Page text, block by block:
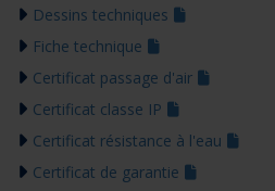
Dessins techniques
Fiche technique
Certificat passage d'air
Certificat classe IP
Certificat résistance à l'eau
Certificat de garantie